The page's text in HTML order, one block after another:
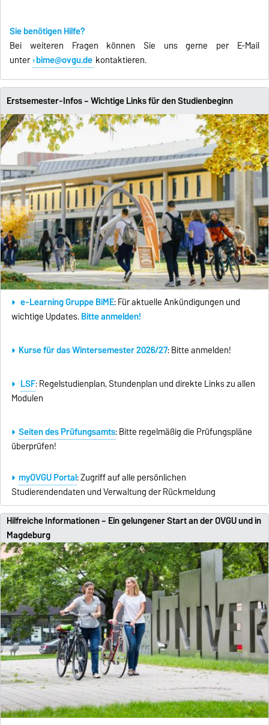
Sie benötigen Hilfe?
Bei weiteren Fragen können Sie uns gerne per E-Mail
unter bime@ovgu.de kontaktieren.
Erstsemester-Infos – Wichtige Links für den Studienbeginn
e-Learning Gruppe BiME: Für aktuelle Ankündigungen und
wichtige Updates.Bitte anmelden!
Kurse für das Wintersemester 2026/27: Bitte anmelden!
LSF: Regelstudienplan, Stundenplan und direkte Links zu allen
Modulen
Seiten des Prüfungsamts: Bitte regelmäßig die Prüfungspläne
überprüfen!
myOVGU Portal: Zugriff auf alle persönlichen
Studierendendaten und Verwaltung der Rückmeldung
Hilfreiche Informationen – Ein gelungener Start an der OVGU und in
Magdeburg